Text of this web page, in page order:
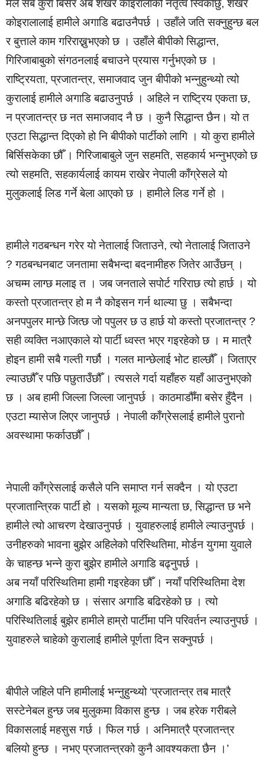
मैले सबै कुरा बिर्सेर अब शेखर काइरालाको नेतृत्व स्विकार्छु, शेखर
काेइरालालाई हामीले अगाडि बढाउनैपर्छ । उहाँले जति सक्नुहुन्छ बल
र बुत्ताले काम गरिराख्नुभएको छ । उहाँले बीपीको सिद्धान्त,
गिरिजाबाबुको संगठनलाई बचाउने प्रयास गर्नुभएको छ ।
राष्ट्रियता, प्रजातन्त्र, समाजवाद जुन बीपीको भन्नुहुन्थ्यो त्यो
कुरालाई हामीले अगाडि बढाउनुपर्छ । अहिले न राष्ट्रिय एकता छ,
न प्रजातन्त्र छ नत समाजवाद नै छ । कुनै सिद्धान्त छैन। यो त
एउटा सिद्धान्त दिएको हो नि बीपीको पार्टीको लागि । यो कुरा हामीले
बिर्सिसकेका छौँ । गिरिजाबाबुले जुन सहमति, सहकार्य भन्नुभएको छ
त्यो सहमति, सहकार्यलाई कायम राखेर नेपाली काँग्रेसले यो
मुलुकलाई लिड गर्ने बेला आएको छ । हामीले लिड गर्ने हो ।
हामीले गठबन्धन गरेर यो नेतालाई जिताउने, त्यो नेतालाई जिताउने
? गठबन्धनबाट जनतामा सबैभन्दा बदनामीहरु जितेर आउँछन् ।
अचम्म लाग्छ मलाइ त । जब जनताले सपोर्ट गरिराछ त्यो हार्छ । यो
कस्तो प्रजातन्त्र हो म नै कोइसन गर्न थाल्या छु । सबैभन्दा
अनपपुलर मान्छे जित्छ जो पपुलर छ उ हार्छ यो कस्तो प्रजातन्त्र ?
सही व्यक्ति नआएकाले यो पार्टी ध्वस्त भएर गइरहेको छ । म मात्रै
होइन हामी सबै गल्ती गर्छौ । गलत मान्छेलाई भोट हाल्छौँ । जिताएर
ल्याउछौँ र पछि पछुताउँछौँ । त्यसले गर्दा यहाँहरु यहाँ आउनुभएको
छ । अब हामी जिल्ला जिल्ला जानुपर्छ । काठमाडौँमा बसेर हुँदैन ।
एउटा म्यासेज लिएर जानुपर्छ । नेपाली काँग्रेसलाई हामीले पुरानो
अवस्थामा फर्काउछौँ ।
नेपाली काँग्रेसलाई कसैले पनि समाप्त गर्न सक्दैन । यो एउटा
प्रजातान्त्रिक पार्टी हो । यसको मूल्य मान्यता छ, सिद्धान्त छ भने
हामीले त्यो आचरण देखाउनुपर्छ । युवाहरुलाई हामीले ल्याउनुपर्छ ।
उनीहरुको भावना बुझेर अहिलेको परिस्थितिमा, मोर्डन युगमा युवाले
के चाहन्छ भन्ने कुरा बुझेर हामीले अगाडि बढ्नुपर्छ ।
अब नयाँ परिस्थितिमा हामी गइरहेका छौँ । नयाँ परिस्थितिमा देश
अगाडि बढिरहेको छ । संसार अगाडि बढिरहेको छ । त्यो
परिस्थितिलाई बुझेर हामीले हाम्रो पार्टीमा पनि परिवर्तन ल्याउनुपर्छ ।
युवाहरुले चाहेको कुरालाई हामीले पूर्णता दिन सक्नुपर्छ ।
बीपीले जहिले पनि हामीलाई भन्नुहुन्थ्यो ‘प्रजातन्त्र तब मात्रै
सस्टेनेबल हुन्छ जब मुलुकमा विकास हुन्छ । जब हरेक गरीबले
विकासलाई महसुस गर्छ । फिल गर्छ । अनिमात्रै प्रजातन्त्र
बलियो हुन्छ । नभए प्रजातन्त्रको कुनै आवश्यकता छैन ।’